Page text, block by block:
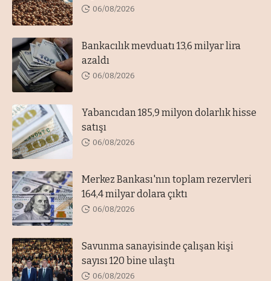
06/08/2026
Bankacılık mevduatı 13,6 milyar lira
azaldı
06/08/2026
Yabancıdan 185,9 milyon dolarlık hisse
satışı
06/08/2026
Merkez Bankası'nın toplam rezervleri
164,4 milyar dolara çıktı
06/08/2026
Savunma sanayisinde çalışan kişi
sayısı 120 bine ulaştı
06/08/2026